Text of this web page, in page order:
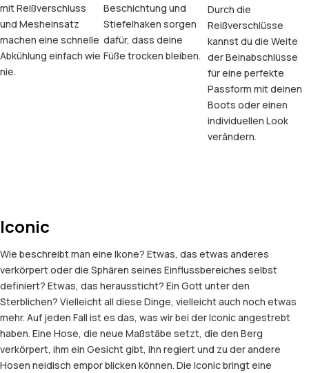
mit Reißverschluss
und Mesheinsatz
machen eine schnelle
Abkühlung einfach wie
nie.
Beschichtung und
Stiefelhaken sorgen
dafür, dass deine
Füße trocken bleiben.
Durch die
Reißverschlüsse
kannst du die Weite
der Beinabschlüsse
für eine perfekte
Passform mit deinen
Boots oder einen
individuellen Look
verändern.
Iconic
Wie beschreibt man eine Ikone? Etwas, das etwas anderes
verkörpert oder die Sphären seines Einflussbereiches selbst
definiert? Etwas, das heraussticht? Ein Gott unter den
Sterblichen? Vielleicht all diese Dinge, vielleicht auch noch etwas
mehr. Auf jeden Fall ist es das, was wir bei der Iconic angestrebt
haben. Eine Hose, die neue Maßstäbe setzt, die den Berg
verkörpert, ihm ein Gesicht gibt, ihn regiert und zu der andere
Hosen neidisch empor blicken können. Die Iconic bringt eine